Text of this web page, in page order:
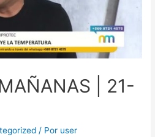
| 21-
/ Por user